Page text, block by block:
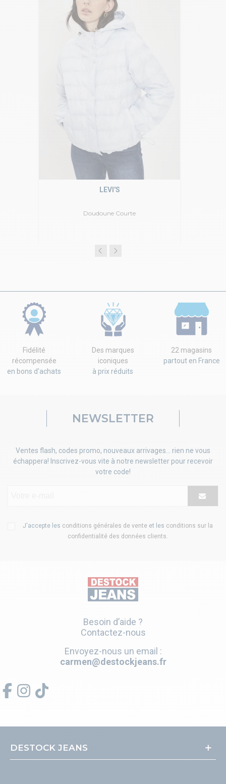
Doudoune Courte
LEVI'S
Fidélité
récompensée
en bons d'achats
Des marques
iconiques
à prix réduits
22 magasins
partout en France
NEWSLETTER
Ventes flash, codes promo, nouveaux arrivages... rien ne vous
échappera! Inscrivez-vous vite à notre newsletter pour recevoir
votre code!
J'accepte les conditions générales de vente et les conditions sur la
confidentialité des données clients
Besoin d’aide ?
Contactez-nous
Envoyez-nous un email :
carmen@destockjeans.fr
DESTOCK JEANS